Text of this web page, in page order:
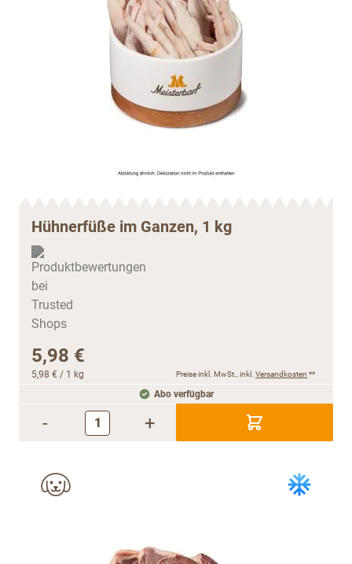
Hühnerfüße im Ganzen, 1 kg
5,98 €
5,98 € / 1 kg Preise inkl. MwSt., inkl. Versandkosten **
Abo verfügbar
- +